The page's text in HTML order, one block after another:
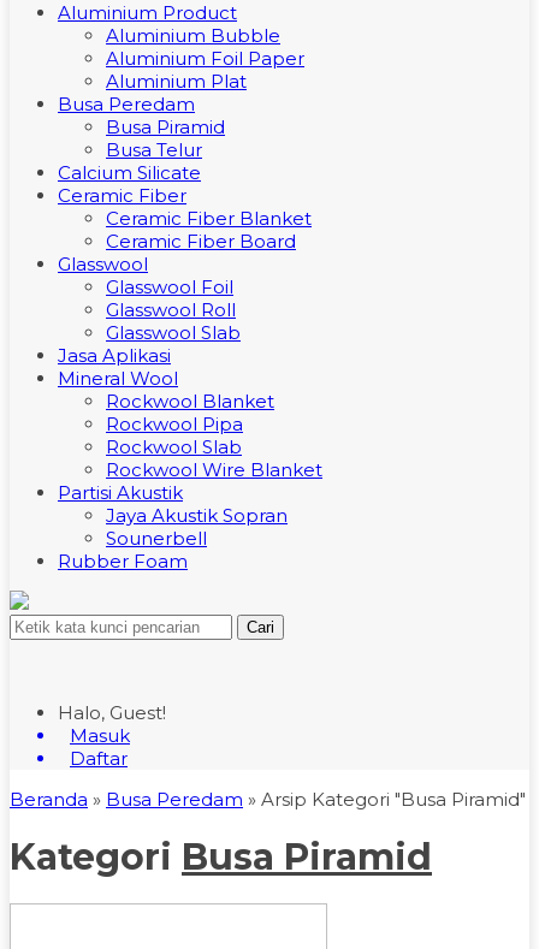
Aluminium Product
Aluminium Bubble
Aluminium Foil Paper
Aluminium Plat
Busa Peredam
Busa Piramid
Busa Telur
Calcium Silicate
Ceramic Fiber
Ceramic Fiber Blanket
Ceramic Fiber Board
Glasswool
Glasswool Foil
Glasswool Roll
Glasswool Slab
Jasa Aplikasi
Mineral Wool
Rockwool Blanket
Rockwool Pipa
Rockwool Slab
Rockwool Wire Blanket
Partisi Akustik
Jaya Akustik Sopran
Sounerbell
Rubber Foam
Cari
Halo, Guest!
Masuk
Daftar
Beranda » Busa Peredam » Arsip Kategori "Busa Piramid"
Kategori Busa Piramid